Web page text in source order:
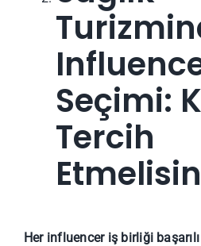
Seçimi:
Tercih
Her influencer iş birliği